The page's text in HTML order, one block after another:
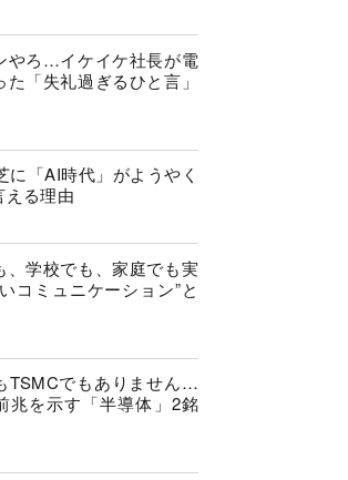
やろ…イケイケ社長が電
「失礼過ぎるひと言」
に「AI時代」がようやく
える理由
、学校でも、家庭でも実
コミュニケーション”と
TSMCでもありません…
兆を示す「半導体」2銘